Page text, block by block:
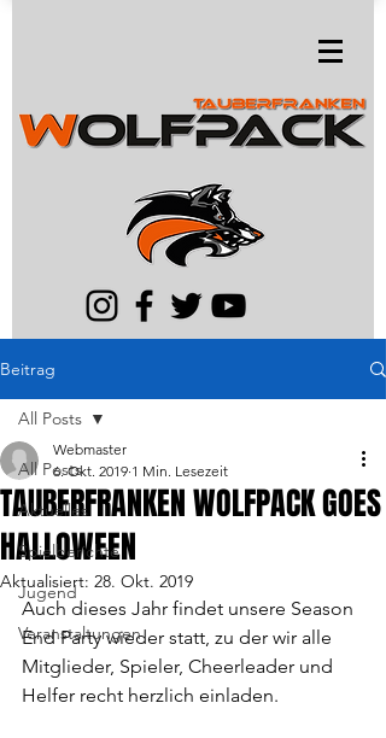
Beitrag
All Posts
Aktuelles
Spielberichte
Jugend
Veranstaltungen
All Posts
TAUBERFRANKEN WOLFPACK GOES
HALLOWEEN
Webmaster
6. Okt. 2019 1 Min. Lesezeit
Aktualisiert: 28. Okt. 2019
Auch dieses Jahr findet unsere Season
End Party wieder statt, zu der wir alle
Mitglieder, Spieler, Cheerleader und
Helfer recht herzlich einladen.